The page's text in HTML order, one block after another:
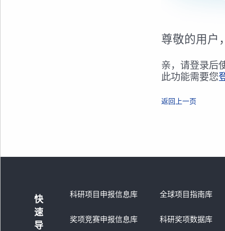
尊敬的用户
亲，请登录后
此功能需要您
返回上一页
快
速
导
科研项目申报信息库 全球项目指南库
奖项竞赛申报信息库 科研奖项数据库